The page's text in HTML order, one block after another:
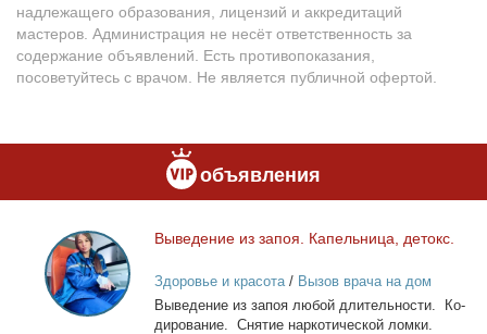
надлежащего образования, лицензий и аккредитаций
мастеров. Администрация не несёт ответственность за
содержание объявлений. Есть противопоказания,
посоветуйтесь с врачом. Не является публичной офертой.
объявления
Выведение
из
запоя.
Капельница,
Вы­ве­де­ние из за­поя. Ка­пель­ни­ца, де­токс.
Здоровье и красота/ Вызов врача на дом
Вы­ве­де­ние из за­поя лю­бой дли­тель­но­сти. Ко­
ди­ро­ва­ние. Сня­тие нар­ко­ти­че­ской лом­ки.